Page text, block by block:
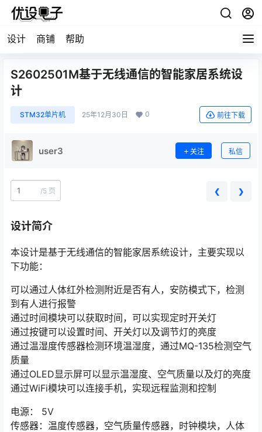
设计 商铺 帮助
S2602501M基于无线通信的智能家居系统设
计
STM32单片机 25年12月30日 0 前往下载
user3 关注 私信
/5 页 ❮ ❯
设计简介
本设计是基于无线通信的智能家居系统设计，主要实现以
下功能：
可以通过人体红外检测附近是否有人，安防模式下，检测
到有人进行报警
通过时间模块可以获取时间，可以实现定时开关灯
通过按键可以设置时间、开关灯以及调节灯的亮度
通过温湿度传感器检测环境温湿度，通过MQ-135检测空气
质量
通过OLED显示屏可以显示温湿度、空气质量以及灯的亮度
通过WiFi模块可以连接手机，实现远程监测和控制
电源： 5V
传感器：温度传感器，空气质量传感器，时钟模块，人体